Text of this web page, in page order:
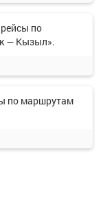
по
— Кызыл».
по маршрутам